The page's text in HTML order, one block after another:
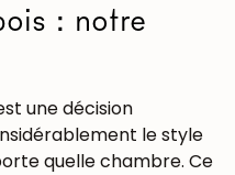
: notre
une décision
le style
quelle chambre. Ce